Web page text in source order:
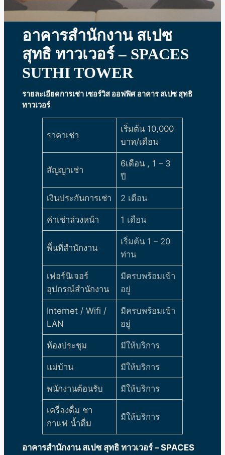
อาคารสำนักงาน สเปซ
สุทธิ ทาวเวอร์ – SPACES
SUTHI TOWER
รายละเอียดการเช่า เซอร์วิส ออฟฟิศ อาคาร สเปซ สุทธิ
ทาวเวอร์
ราคาเช่า
เริ่มต้น 10,000
บาท/เดือน
สัญญาเช่า
6เดือน , 1 – 3
ปี
เงินประกันการเช่า 2 เดือน
ค่าเช่าล่วงหน้า 1 เดือน
พื้นที่สำนักงาน
เริ่มต้น 1 – 20
ท่าน
เฟอร์นิเจอร์
อุปกรณ์สำนักงาน
มีครบพร้อมเข้า
อยู่
Internet / Wifi /
LAN
มีครบพร้อมเข้า
อยู่
ห้องประชุม มีให้บริการ
แม่บ้าน มีให้บริการ
พนักงานต้อนรับ มีให้บริการ
เครื่องดื่ม ชา
กาแฟ น้ำดื่ม
มีให้บริการ
อาคารสำนักงาน สเปซ สุทธิ ทาวเวอร์ – SPACES